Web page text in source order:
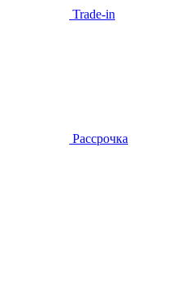
Trade-in
Рассрочка